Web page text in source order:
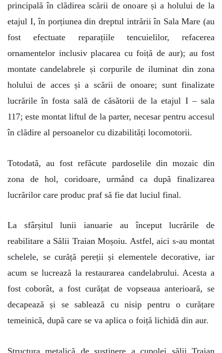
principală în clădirea scării de onoare și a holului de la
etajul I, în porțiunea din dreptul intrării în Sala Mare (au
fost efectuate reparațiile tencuielilor, refacerea
ornamentelor inclusiv placarea cu foiță de aur); au fost
montate candelabrele și corpurile de iluminat din zona
holului de acces și a scării de onoare; sunt finalizate
lucrările în fosta sală de căsătorii de la etajul I – sala
117; este montat liftul de la parter, necesar pentru accesul
în clădire al persoanelor cu dizabilități locomotorii.
Totodată, au fost refăcute pardoselile din mozaic din
zona de hol, coridoare, urmând ca după finalizarea
lucrărilor care produc praf să fie dat luciul final.
La sfârșitul lunii ianuarie au început lucrările de
reabilitare a Sălii Traian Moșoiu. Astfel, aici s-au montat
schelele, se curăță pereții și elementele decorative, iar
acum se lucrează la restaurarea candelabrului. Acesta a
fost coborât, a fost curățat de vopseaua anterioară, se
decapează și se sablează cu nisip pentru o curățare
temeinică, după care se va aplica o foiță lichidă din aur.